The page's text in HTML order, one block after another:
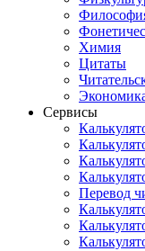
Химия
Цитаты
Сервисы
Перевод